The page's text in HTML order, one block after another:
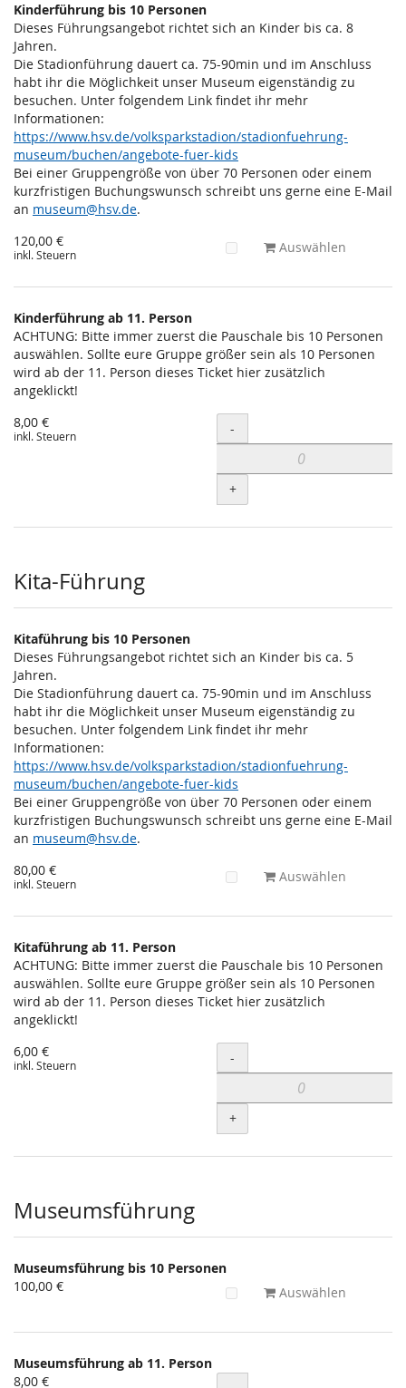
Kinderführung bis 10 Personen
Dieses Führungsangebot richtet sich an Kinder bis ca. 8
Jahren.
Die Stadionführung dauert ca. 75-90min und im Anschluss
habt ihr die Möglichkeit unser Museum eigenständig zu
besuchen. Unter folgendem Link findet ihr mehr
Informationen:
https://www.hsv.de/volksparkstadion/stadionfuehrung-
museum/buchen/angebote-fuer-kids
Bei einer Gruppengröße von über 70 Personen oder einem
kurzfristigen Buchungswunsch schreibt uns gerne eine E-Mail
an museum@hsv.de.
120,00 €
inkl. Steuern Auswählen
Kinderführung ab 11. Person
ACHTUNG: Bitte immer zuerst die Pauschale bis 10 Personen
auswählen. Sollte eure Gruppe größer sein als 10 Personen
wird ab der 11. Person dieses Ticket hier zusätzlich
angeklickt!
8,00 €
inkl. Steuern Menge
-
+
Kita-Führung
Kitaführung bis 10 Personen
Dieses Führungsangebot richtet sich an Kinder bis ca. 5
Jahren.
Die Stadionführung dauert ca. 75-90min und im Anschluss
habt ihr die Möglichkeit unser Museum eigenständig zu
besuchen. Unter folgendem Link findet ihr mehr
Informationen:
https://www.hsv.de/volksparkstadion/stadionfuehrung-
museum/buchen/angebote-fuer-kids
Bei einer Gruppengröße von über 70 Personen oder einem
kurzfristigen Buchungswunsch schreibt uns gerne eine E-Mail
an museum@hsv.de.
80,00 €
inkl. Steuern Auswählen
Kitaführung ab 11. Person
ACHTUNG: Bitte immer zuerst die Pauschale bis 10 Personen
auswählen. Sollte eure Gruppe größer sein als 10 Personen
wird ab der 11. Person dieses Ticket hier zusätzlich
angeklickt!
6,00 €
inkl. Steuern Menge
-
+
Museumsführung
Museumsführung bis 10 Personen
100,00 €
Auswählen
Museumsführung ab 11. Person
8,00 €